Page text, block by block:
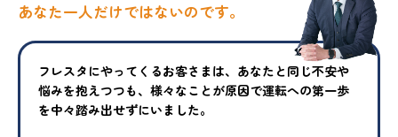
あなた一人だけではないのです。
フレスタにやってくるお客さまは、あなたと同じ不安や
悩みを抱えつつも、様々なことが原因で運転への第一歩
を中々踏み出せずにいました。